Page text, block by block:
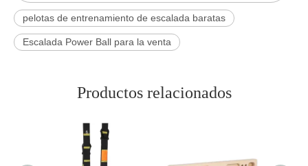
pelotas de entrenamiento de escalada baratas
Escalada Power Ball para la venta
Productos relacionados